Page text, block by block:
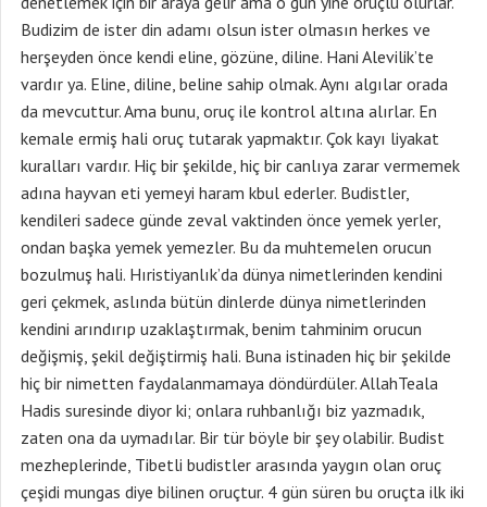
Budizim de ister din adamı olsun ister olmasın herkes ve
herşeyden önce kendi eline, gözüne, diline. Hani Alevilik’te
vardır ya. Eline, diline, beline sahip olmak. Aynı algılar orada
da mevcuttur. Ama bunu, oruç ile kontrol altına alırlar. En
kemale ermiş hali oruç tutarak yapmaktır. Çok kayı liyakat
kuralları vardır. Hiç bir şekilde, hiç bir canlıya zarar vermemek
adına hayvan eti yemeyi haram kbul ederler. Budistler,
kendileri sadece günde zeval vaktinden önce yemek yerler,
ondan başka yemek yemezler. Bu da muhtemelen orucun
bozulmuş hali. Hıristiyanlık’da dünya nimetlerinden kendini
geri çekmek, aslında bütün dinlerde dünya nimetlerinden
kendini arındırıp uzaklaştırmak, benim tahminim orucun
değişmiş, şekil değiştirmiş hali. Buna istinaden hiç bir şekilde
hiç bir nimetten faydalanmamaya döndürdüler. AllahTeala
Hadis suresinde diyor ki; onlara ruhbanlığı biz yazmadık,
zaten ona da uymadılar. Bir tür böyle bir şey olabilir. Budist
mezheplerinde, Tibetli budistler arasında yaygın olan oruç
çeşidi mungas diye bilinen oruçtur. 4 gün süren bu oruçta ilk iki